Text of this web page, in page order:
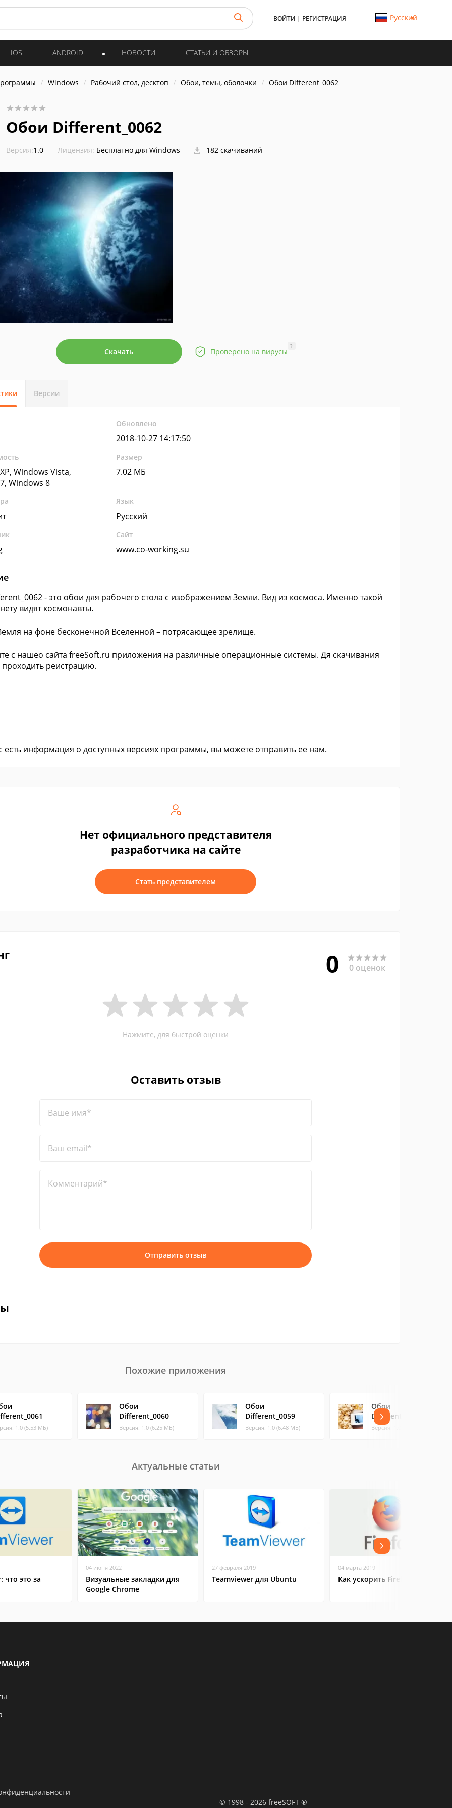
ВОЙТИ | РЕГИСТРАЦИЯ Русский
IOS ANDROID НОВОСТИ СТАТЬИ И ОБЗОРЫ
Windows Рабочий стол, десктоп Обои, темы, оболочки Обои Different_0062
Обои Different_0062
Версия:1.0 Лицензия: Бесплатно для Windows 182 скачиваний
Скачать Проверено на вирусы
?
Версии
Обновлено
2018-10-27 14:17:50
Windows Vista,
Windows 8
Размер
7.02 МБ
Язык
Русский
Сайт
www.co-working.su
- это обои для рабочего стола с изображением Земли. Вид из космоса. Именно такой
видят космонавты.
на фоне бесконечной Вселенной – потрясающее зрелище.
с нашео сайта freeSoft.ru приложения на различные операционные системы. Дя скачивания
реистрацию.
есть информация о доступных версиях программы, вы можете отправить ее нам.
Нет официального представителя
разработчика на сайте
Стать представителем
0 0 оценок
Нажмите, для быстрой оценки
Оставить отзыв
Ваше имя*
Ваш email*
Комментарий*
Отправить отзыв
Похожие приложения
1.0 (5.53 МБ)
Обои
Different_0060
Версия: 1.0 (6.25 МБ)
Обои
Different_0059
Версия: 1.0 (6.48 МБ)
Обои
Different_0063
Версия: 1.0 (9.11 МБ)
Актуальные статьи
что это за
04 июня 2022
Визуальные закладки для
Google Chrome
27 февраля 2019
Teamviewer для Ubuntu
04 марта 2019
Как ускорить Firefox
© 1998 - 2026 freeSOFT ®